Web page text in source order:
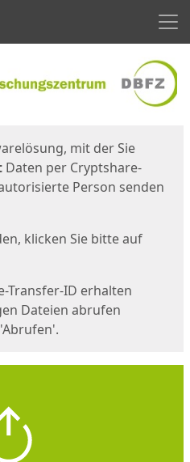
mit der Sie
Daten per Cryptshare-
Person senden
klicken Sie bitte auf
Transfer-ID erhalten
Dateien abrufen